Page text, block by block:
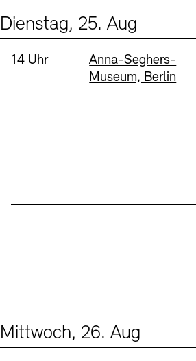
Dienstag, 25. Aug
Uhrzeit:
14 Uhr Standort
Anna-Seghers-
Museum, Berlin
Mittwoch, 26. Aug